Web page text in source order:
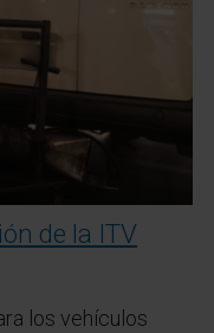
de la ITV
los vehículos